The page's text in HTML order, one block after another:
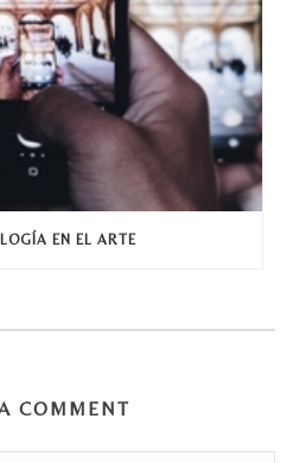
EN EL ARTE
COMMENT